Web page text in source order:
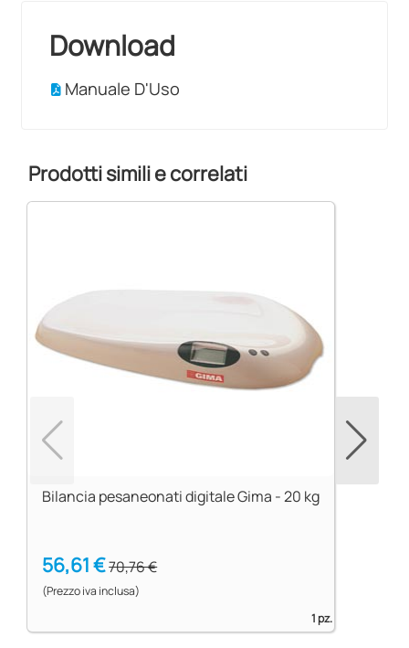
Download
Manuale D'Uso
Prodotti simili e correlati
Bilancia pesaneonati digitale Gima - 20 kg
56,61 €70,76 €
(Prezzo iva inclusa)
1 pz.